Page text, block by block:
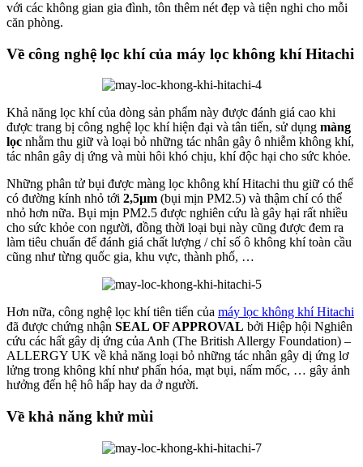
với các không gian gia đình, tôn thêm nét đẹp và tiện nghi cho mỗi
căn phòng.
Về công nghệ lọc khí của máy lọc không khí Hitachi
Khả năng lọc khí của dòng sản phẩm này được đánh giá cao khi
được trang bị công nghệ lọc khí hiện đại và tân tiến, sử dụng màng
lọc nhằm thu giữ và loại bỏ những tác nhân gây ô nhiễm không khí,
tác nhân gây dị ứng và mùi hôi khó chịu, khí độc hại cho sức khỏe.
Những phân tử bụi được màng lọc không khí Hitachi thu giữ có thể
có đường kính nhỏ tới 2,5µm (bụi mịn PM2.5) và thậm chí có thể
nhỏ hơn nữa. Bụi mịn PM2.5 được nghiên cứu là gây hại rất nhiều
cho sức khỏe con người, đồng thời loại bụi này cũng được đem ra
làm tiêu chuẩn để đánh giá chất lượng / chỉ số ô không khí toàn cầu
cũng như từng quốc gia, khu vực, thành phố, …
Hơn nữa, công nghệ lọc khí tiên tiến của máy lọc không khí Hitachi
đã được chứng nhận SEAL OF APPROVAL bởi Hiệp hội Nghiên
cứu các hất gây dị ứng của Anh (The British Allergy Foundation) –
ALLERGY UK về khả năng loại bỏ những tác nhân gây dị ứng lơ
lửng trong không khí như phấn hóa, mạt bụi, nấm mốc, … gây ảnh
hưởng đến hệ hô hấp hay da ở người.
Về khả năng khử mùi